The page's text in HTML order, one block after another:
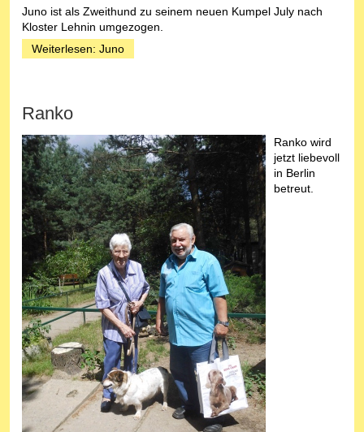
Juno ist als Zweithund zu seinem neuen Kumpel July nach
Kloster Lehnin umgezogen.
Weiterlesen: Juno
Ranko
Ranko wird
jetzt liebevoll
in Berlin
betreut.